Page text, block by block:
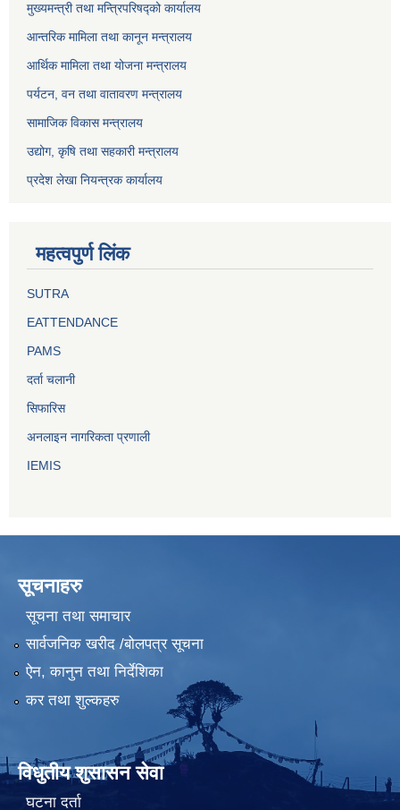
मुख्यमन्त्री तथा मन्त्रिपरिषद्को कार्यालय
आन्तरिक मामिला तथा कानून मन्त्रालय
आर्थिक मामिला तथा योजना मन्त्रालय
पर्यटन, वन तथा वातावरण मन्त्रालय
सामाजिक विकास मन्त्रालय
उद्योग, कृषि तथा सहकारी मन्त्रालय
प्रदेश लेखा नियन्त्रक कार्यालय
महत्वपुर्ण लिंक
SUTRA
EATTENDANCE
PAMS
दर्ता चलानी
सिफारिस
अनलाइन नागरिकता प्रणाली
IEMIS
सूचनाहरु
सूचना तथा समाचार
सार्वजनिक खरीद /बोलपत्र सूचना
ऐन, कानुन तथा निर्देशिका
कर तथा शुल्कहरु
विधुतीय शुसासन सेवा
घटना दर्ता